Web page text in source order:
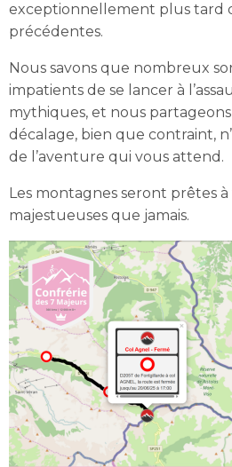
exceptionnellement plus tard
précédentes.
Nous savons que nombreux
impatients de se lancer à
mythiques, et nous
décalage, bien que contraint,
de l’aventure qui vous attend.
Les montagnes seront prêtes
majestueuses que jamais.